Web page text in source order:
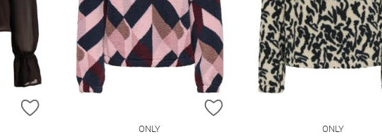
ZUR WUNSCHLISTE HINZUFÜGEN ZUR WUNSCHLISTE HINZUFÜGEN
ONLY ONLY